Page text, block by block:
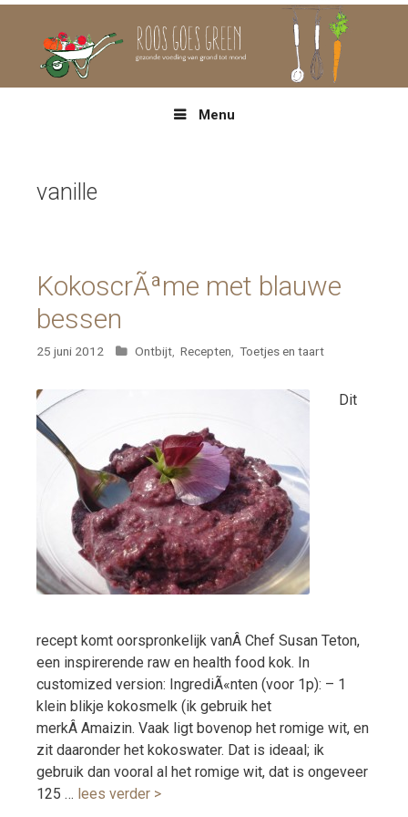
Menu
vanille
KokoscrÃªme met blauwe
bessen
25 juni 2012 Categorieën
Ontbijt, Recepten, Toetjes en taart
Dit
recept komt oorspronkelijk vanÂ Chef Susan Teton,
een inspirerende raw en health food kok. In
customized version: IngrediÃ«nten (voor 1p): – 1
klein blikje kokosmelk (ik gebruik het
merkÂ Amaizin. Vaak ligt bovenop het romige wit, en
zit daaronder het kokoswater. Dat is ideaal; ik
gebruik dan vooral al het romige wit, dat is ongeveer
125 … lees verder >